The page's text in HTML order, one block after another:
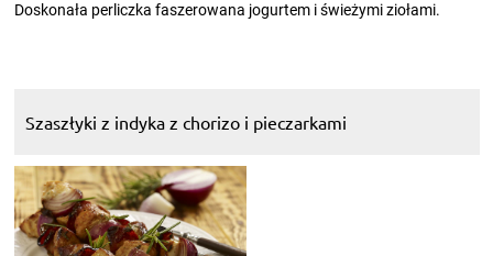
Doskonała perliczka faszerowana jogurtem i świeżymi ziołami.
Szaszłyki z indyka z chorizo i pieczarkami